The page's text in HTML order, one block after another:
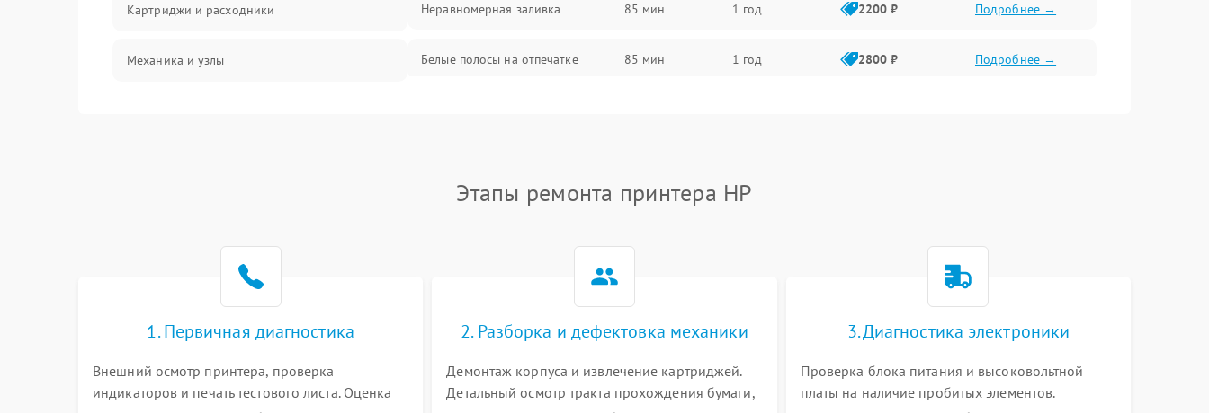
Картриджи и расходники
Механика и узлы
Неравномерная заливка 85 мин 1 год 2200 ₽ Подробнее →
Белые полосы на отпечатке 85 мин 1 год 2800 ₽ Подробнее →
Этапы ремонта принтера HP
1. Первичная диагностика
Внешний осмотр принтера, проверка
индикаторов и печать тестового листа. Оценка
2. Разборка и дефектовка механики
Демонтаж корпуса и извлечение картриджей.
Детальный осмотр тракта прохождения бумаги,
3. Диагностика электроники
Проверка блока питания и высоковольтной
платы на наличие пробитых элементов.